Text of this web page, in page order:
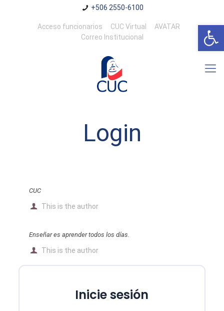
Abrir
+506 2550-6100
Acceso funcionarios CUC Virtual
AVATAR
Correo Institucional
Login
CUC
This is the author
Enseñar es aprender todos los días.
This is the author
Inicie sesión